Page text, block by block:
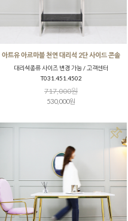
아트유 아르마블 천연 대리석 2단 사이드 콘솔
대리석종류 사이즈 변경 가능 / 고객센터
T031.451.4502
717,000원
530,000원